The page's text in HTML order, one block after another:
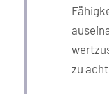
zu